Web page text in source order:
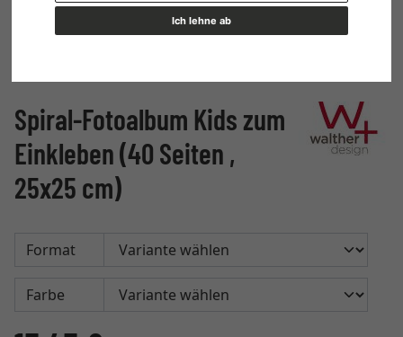
Ich lehne ab
Spiral-Fotoalbum Kids zum
Einkleben (40 Seiten ,
25x25 cm)
Format
Farbe